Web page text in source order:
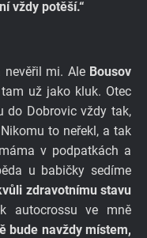
vždy potěší.“
mi. Ale Bousov
už jako kluk. Otec
do Dobrovic vždy tak,
to neřekl, a tak
v podpatkách a
u babičky sedíme
zdravotnímu stavu
autocrossu ve mně
bude navždy místem,